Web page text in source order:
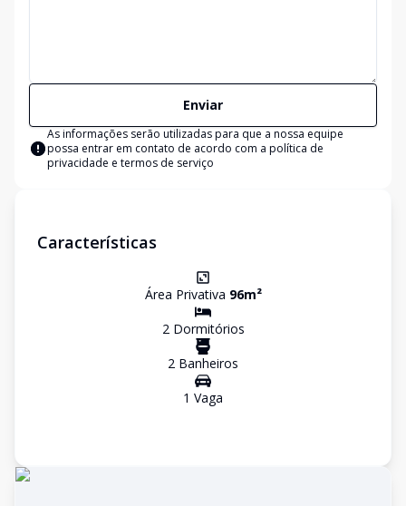
Enviar
As informações serão utilizadas para que a nossa equipe
possa entrar em contato de acordo com a política de
privacidade e termos de serviço
Características
Área Privativa 96m²
2Dormitórios
2 Banheiros
1 Vaga